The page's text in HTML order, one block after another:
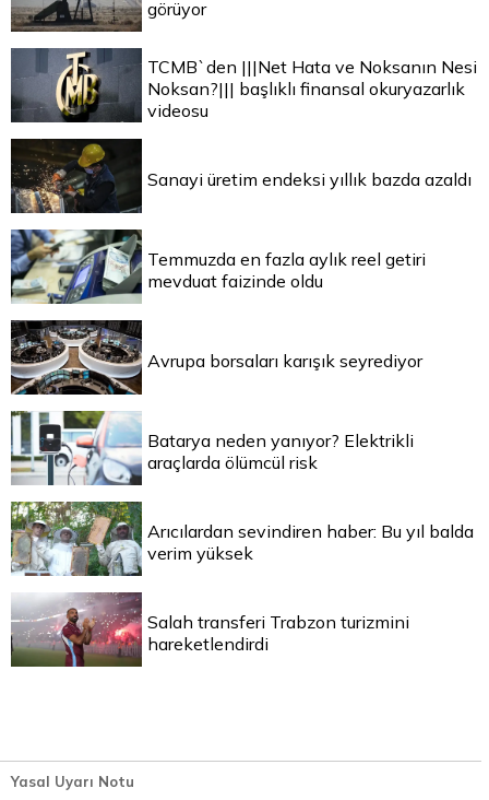
görüyor
TCMB`den |||Net Hata ve Noksanın Nesi
Noksan?||| başlıklı finansal okuryazarlık
videosu
Sanayi üretim endeksi yıllık bazda azaldı
Temmuzda en fazla aylık reel getiri
mevduat faizinde oldu
Avrupa borsaları karışık seyrediyor
Batarya neden yanıyor? Elektrikli
araçlarda ölümcül risk
Arıcılardan sevindiren haber: Bu yıl balda
verim yüksek
Salah transferi Trabzon turizmini
hareketlendirdi
Yasal Uyarı Notu